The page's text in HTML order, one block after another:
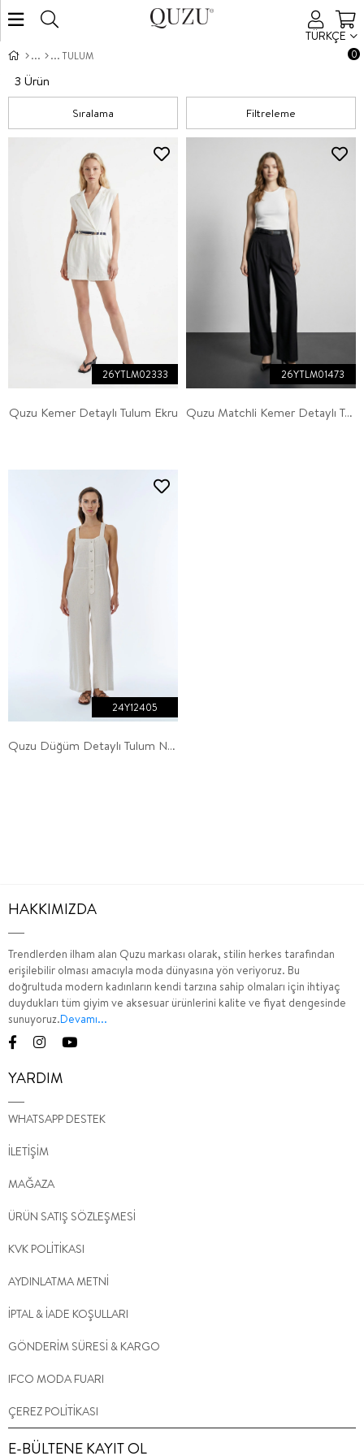
TÜRKÇE
0
TULUM
Filtreleme
Sıralama
3 Ürün
Quzu Kemer Detaylı Tulum Ekru
26YTLM02333
Quzu Matchli Kemer Detaylı Tulum Siyah
26YTLM01473
Quzu Düğüm Detaylı Tulum Natur
24Y12405
HAKKIMIZDA
Trendlerden ilham alan Quzu markası olarak, stilin herkes tarafından
erişilebilir olması amacıyla moda dünyasına yön veriyoruz. Bu
doğrultuda modern kadınların kendi tarzına sahip olmaları için ihtiyaç
duydukları tüm giyim ve aksesuar ürünlerini kalite ve fiyat dengesinde
sunuyoruz.Devamı...
YARDIM
WHATSAPP DESTEK
İLETİŞİM
MAĞAZA
ÜRÜN SATIŞ SÖZLEŞMESİ
KVK POLİTİKASI
AYDINLATMA METNİ
İPTAL & İADE KOŞULLARI
GÖNDERİM SÜRESİ & KARGO
IFCO MODA FUARI
ÇEREZ POLİTİKASI
E-BÜLTENE KAYIT OL